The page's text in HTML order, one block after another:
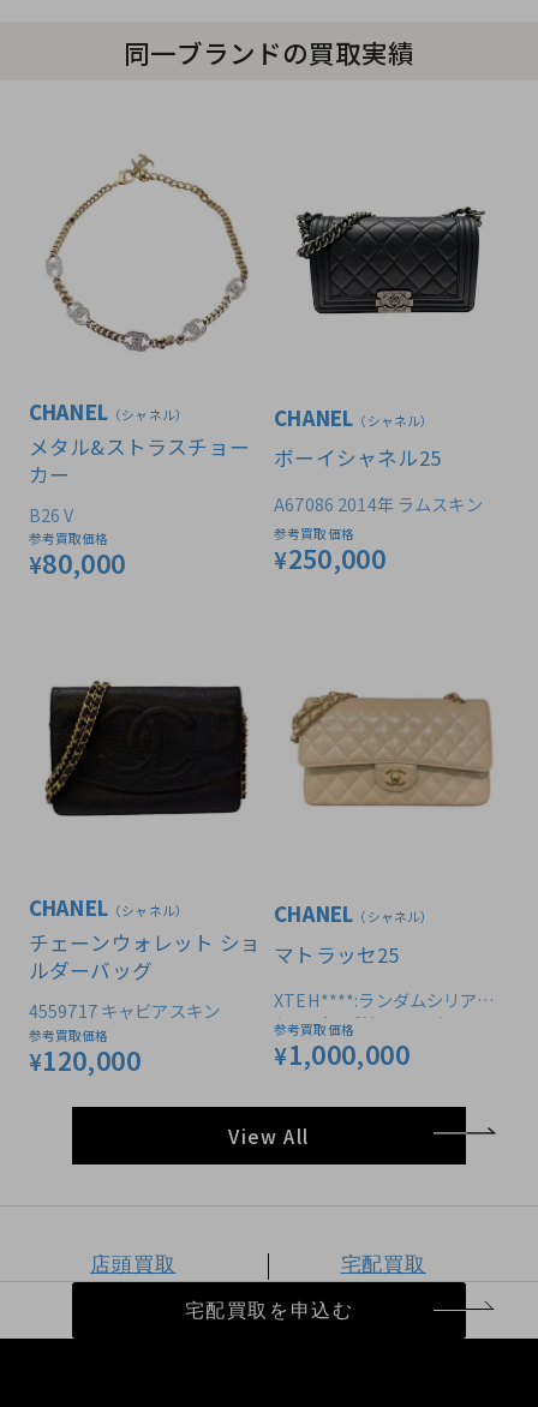
同一ブランドの買取実績
CHANEL （シャネル）
メタル&ストラスチョー
カー
B26 V
参考買取価格
¥80,000
CHANEL （シャネル）
ボーイシャネル25
A67086 2014年 ラムスキン
参考買取価格
¥250,000
CHANEL （シャネル）
チェーンウォレット ショ
ルダーバッグ
4559717 キャビアスキン
参考買取価格
¥120,000
CHANEL （シャネル）
マトラッセ25
XTEH****:ランダムシリアル
(2021年以降） キャビアスキ
ン
参考買取価格
¥1,000,000
View All
店頭買取 宅配買取
宅配買取を申込む